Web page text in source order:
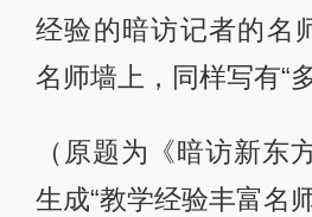
经验的暗访记者的名
名师墙上，同样写有“
（原题为《暗访新东
生成“教学经验丰富名师